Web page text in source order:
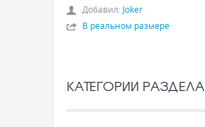
Добавил: Joker
В реальном размере
КАТЕГОРИИ РАЗДЕЛА